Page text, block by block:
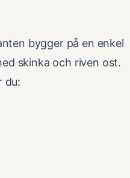
bygger på en enkel
skinka och riven ost.
du: